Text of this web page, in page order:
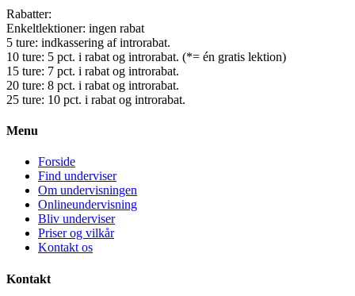
Rabatter:
Enkeltlektioner: ingen rabat
5 ture: indkassering af introrabat.
10 ture: 5 pct. i rabat og introrabat. (*= én gratis lektion)
15 ture: 7 pct. i rabat og introrabat.
20 ture: 8 pct. i rabat og introrabat.
25 ture: 10 pct. i rabat og introrabat.
Menu
Forside
Find underviser
Om undervisningen
Onlineundervisning
Bliv underviser
Priser og vilkår
Kontakt os
Kontakt